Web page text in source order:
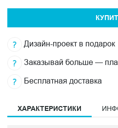
Дизайн-проект в подарок
Заказывай больше —
Бесплатная доставка
ХАРАКТЕРИСТИКИ